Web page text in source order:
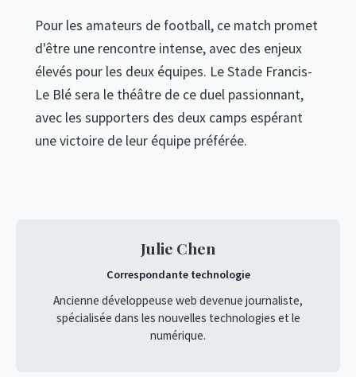
Pour les amateurs de football, ce match promet
d'être une rencontre intense, avec des enjeux
élevés pour les deux équipes. Le Stade Francis-
Le Blé sera le théâtre de ce duel passionnant,
avec les supporters des deux camps espérant
une victoire de leur équipe préférée.
Julie Chen
Correspondante technologie
Ancienne développeuse web devenue journaliste,
spécialisée dans les nouvelles technologies et le
numérique.